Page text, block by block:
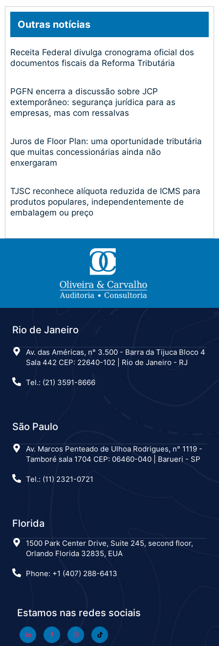
Outras notícias
Receita Federal divulga cronograma oficial dos
documentos fiscais da Reforma Tributária
PGFN encerra a discussão sobre JCP
extemporâneo: segurança jurídica para as
empresas, mas com ressalvas
Juros de Floor Plan: uma oportunidade tributária
que muitas concessionárias ainda não
enxergaram
TJSC reconhece alíquota reduzida de ICMS para
produtos populares, independentemente de
embalagem ou preço
Rio de Janeiro
Av. das Américas, n° 3.500 - Barra da Tijuca Bloco 4
Sala 442 CEP: 22640-102 | Rio de Janeiro - RJ
Tel.: (21) 3591-8666
São Paulo
Av. Marcos Penteado de Ulhoa Rodrigues, n° 1119 -
Tamboré sala 1704 CEP: 06460-040 | Barueri - SP
Tel.: (11) 2321-0721
Florida
1500 Park Center Drive, Suite 245, second floor,
Orlando Florida 32835, EUA
Phone: +1 (407) 288-6413
Estamos nas redes sociais